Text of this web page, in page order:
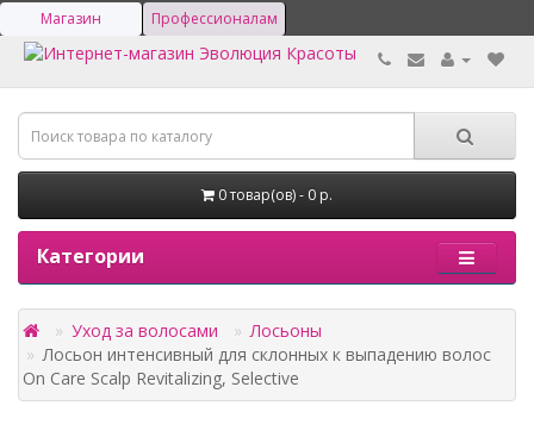
Магазин Профессионалам
0 товар(ов) - 0 р.
Категории
Уход за волосами
Лосьоны
Лосьон интенсивный для склонных к выпадению волос
On Care Scalp Revitalizing, Selective